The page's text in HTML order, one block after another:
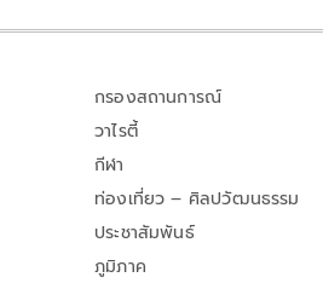
กรองสถานการณ์
วาไรตี้
กีฬา
ท่องเที่ยว – ศิลปวัฒนธรรม
ประชาสัมพันธ์
ภูมิภาค